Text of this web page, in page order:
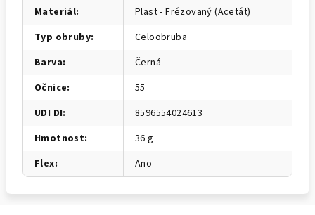
Materiál:
Plast - Frézovaný (Acetát)
Typ obruby:
Celoobruba
Barva:
Černá
Očnice:
55
UDI DI:
8596554024613
Hmotnost:
36 g
Flex: Ano